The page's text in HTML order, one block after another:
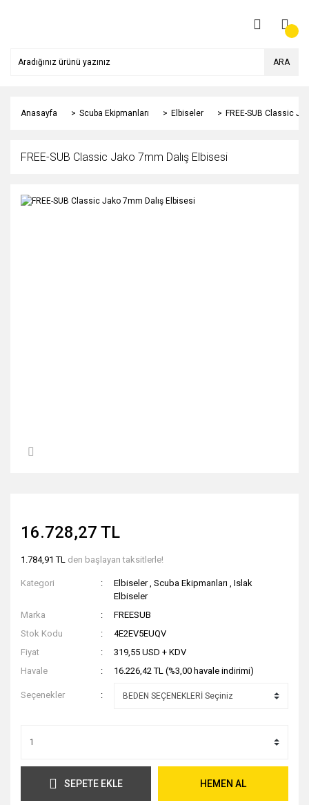
ARA
Anasayfa Scuba Ekipmanları Elbiseler FREE-SUB Classic
FREE-SUB Classic Jako 7mm Dalış Elbisesi
16.728,27 TL
1.784,91 TL den başlayan taksitlerle!
Kategori Elbiseler ,Scuba Ekipmanları ,Islak
Elbiseler
Marka
FREESUB
Stok Kodu
4E2EV5EUQV
Fiyat
319,55 USD + KDV
Havale
16.226,42 TL (%3,00 havale indirimi)
Seçenekler
SEPETE EKLE HEMEN AL